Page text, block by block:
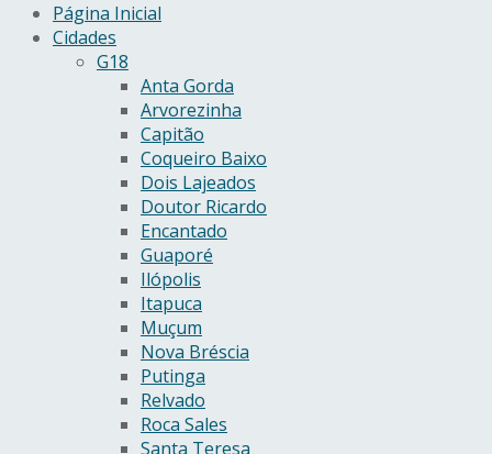
Página Inicial
Cidades
G18
Anta Gorda
Arvorezinha
Capitão
Coqueiro Baixo
Dois Lajeados
Doutor Ricardo
Encantado
Guaporé
Ilópolis
Itapuca
Muçum
Nova Bréscia
Putinga
Relvado
Roca Sales
Santa Teresa